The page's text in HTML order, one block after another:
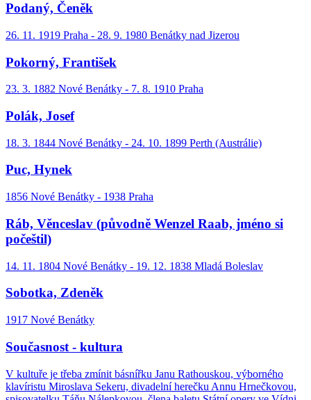
Podaný, Čeněk
26. 11. 1919 Praha - 28. 9. 1980 Benátky nad Jizerou
Pokorný, František
23. 3. 1882 Nové Benátky - 7. 8. 1910 Praha
Polák, Josef
18. 3. 1844 Nové Benátky - 24. 10. 1899 Perth (Austrálie)
Puc, Hynek
1856 Nové Benátky - 1938 Praha
Ráb, Věnceslav (původně Wenzel Raab, jméno si
počeštil)
14. 11. 1804 Nové Benátky - 19. 12. 1838 Mladá Boleslav
Sobotka, Zdeněk
1917 Nové Benátky
Současnost - kultura
V kultuře je třeba zmínit básnířku Janu Rathouskou, výborného
klavíristu Miroslava Sekeru, divadelní herečku Annu Hrnečkovou,